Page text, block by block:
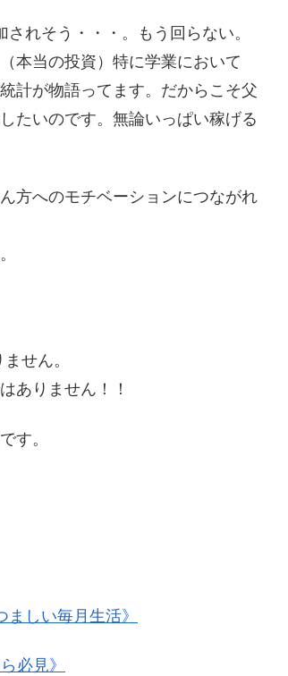
れそう・・・。もう回らない。
本当の投資）特に学業において
計が物語ってます。だからこそ父
たいのです。無論いっぱい稼げる
方へのモチベーションにつながれ
せん。
ありません！！
す。
しい毎月生活》
必見》